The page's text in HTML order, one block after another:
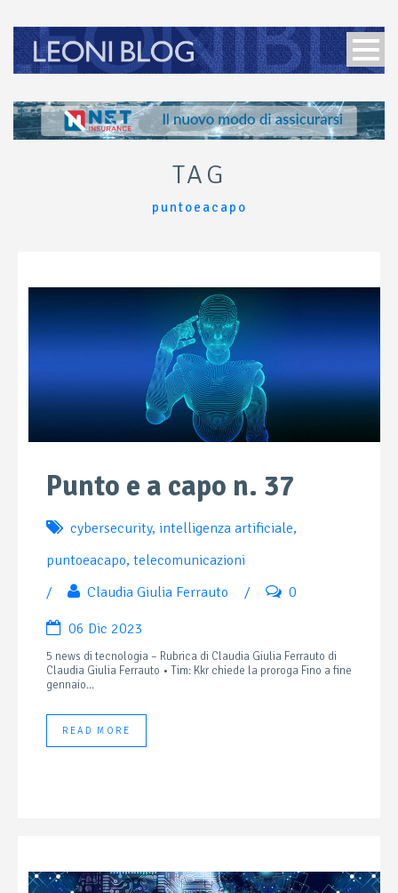
TAG
puntoeacapo
Punto e a capo n. 37
cybersecurity, intelligenza artificiale,
puntoeacapo, telecomunicazioni
/
Claudia Giulia Ferrauto / 0
06 Dic 2023
5 news di tecnologia – Rubrica di Claudia Giulia Ferrauto di
Claudia Giulia Ferrauto • Tim: Kkr chiede la proroga Fino a fine
gennaio...
READ MORE